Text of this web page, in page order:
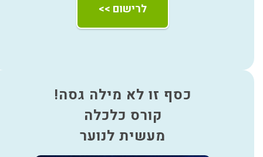
לרישום >>
כסף זו לא מילה גסה!
קורס כלכלה
מעשית לנוער